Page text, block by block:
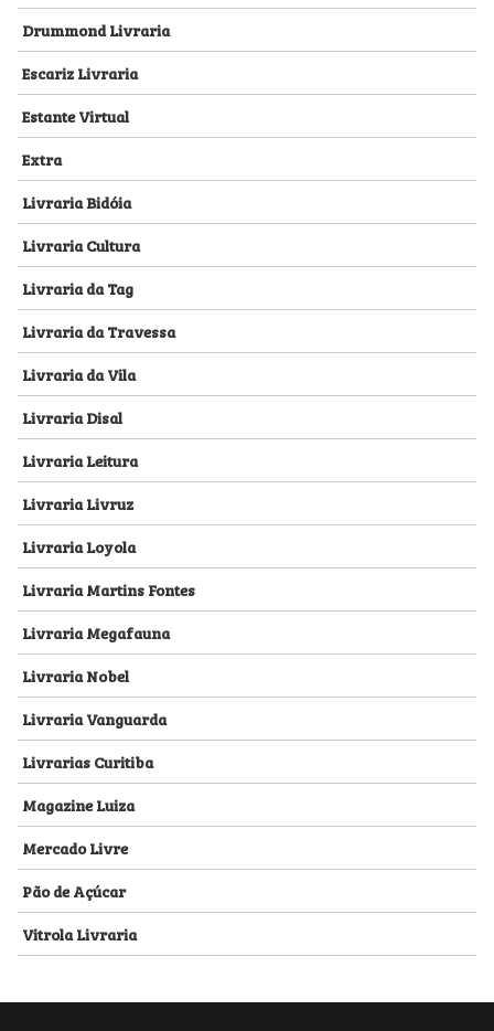
Drummond Livraria
Escariz Livraria
Estante Virtual
Extra
Livraria Bidóia
Livraria Cultura
Livraria da Tag
Livraria da Travessa
Livraria da Vila
Livraria Disal
Livraria Leitura
Livraria Livruz
Livraria Loyola
Livraria Martins Fontes
Livraria Megafauna
Livraria Nobel
Livraria Vanguarda
Livrarias Curitiba
Magazine Luiza
Mercado Livre
Pão de Açúcar
Vitrola Livraria